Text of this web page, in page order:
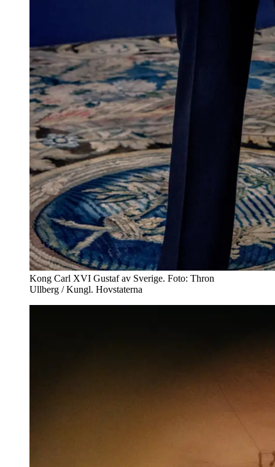
Kong Carl XVI Gustaf av Sverige. Foto: Thron
Ullberg / Kungl. Hovstaterna